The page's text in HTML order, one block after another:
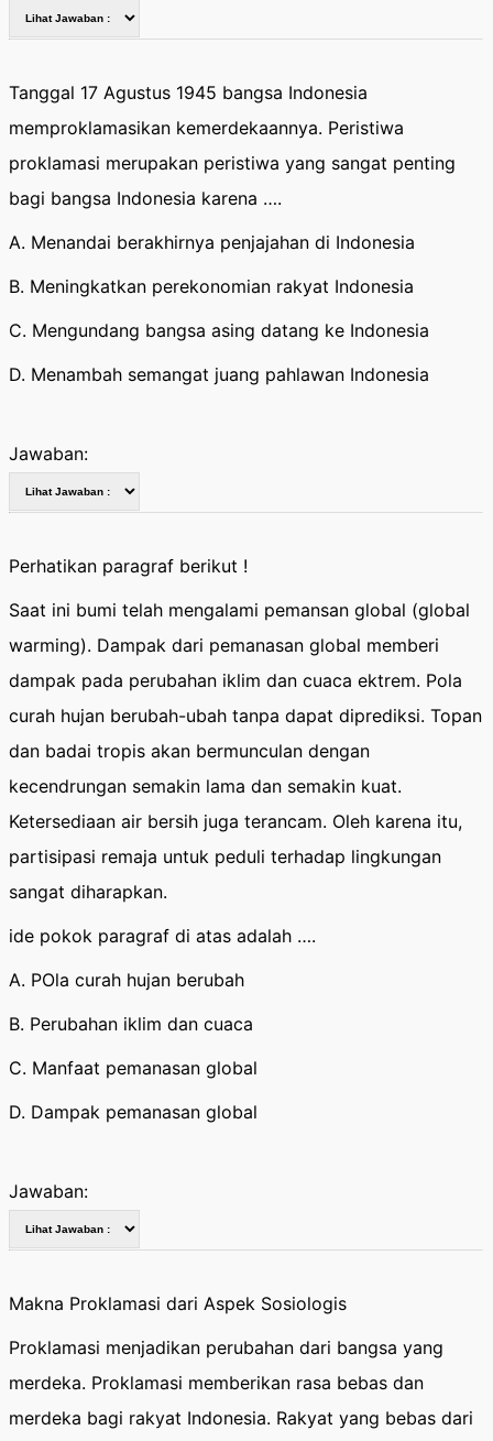
Tanggal 17 Agustus 1945 bangsa Indonesia
memproklamasikan kemerdekaannya. Peristiwa
proklamasi merupakan peristiwa yang sangat penting
bagi bangsa Indonesia karena ….
A. Menandai berakhirnya penjajahan di Indonesia
B. Meningkatkan perekonomian rakyat Indonesia
C. Mengundang bangsa asing datang ke Indonesia
D. Menambah semangat juang pahlawan Indonesia
Jawaban:
Perhatikan paragraf berikut !
Saat ini bumi telah mengalami pemansan global (global
warming). Dampak dari pemanasan global memberi
dampak pada perubahan iklim dan cuaca ektrem. Pola
curah hujan berubah-ubah tanpa dapat diprediksi. Topan
dan badai tropis akan bermunculan dengan
kecendrungan semakin lama dan semakin kuat.
Ketersediaan air bersih juga terancam. Oleh karena itu,
partisipasi remaja untuk peduli terhadap lingkungan
sangat diharapkan.
ide pokok paragraf di atas adalah ….
A. POla curah hujan berubah
B. Perubahan iklim dan cuaca
C. Manfaat pemanasan global
D. Dampak pemanasan global
Jawaban:
Makna Proklamasi dari Aspek Sosiologis
Proklamasi menjadikan perubahan dari bangsa yang
merdeka. Proklamasi memberikan rasa bebas dan
merdeka bagi rakyat Indonesia. Rakyat yang bebas dari